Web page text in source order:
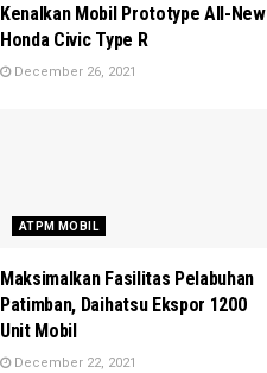
Kenalkan Mobil Prototype All-New
Honda Civic Type R
December 26, 2021
ATPM MOBIL
Maksimalkan Fasilitas Pelabuhan
Patimban, Daihatsu Ekspor 1200
Unit Mobil
December 22, 2021